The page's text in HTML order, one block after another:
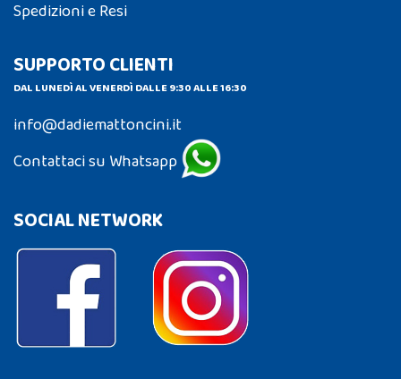
Spedizioni e Resi
SUPPORTO CLIENTI
DAL LUNEDÌ AL VENERDÌ DALLE 9:30 ALLE 16:30
info@dadiemattoncini.it
Contattaci su Whatsapp
SOCIAL NETWORK